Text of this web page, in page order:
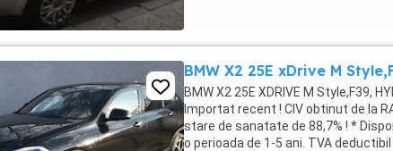
BMW X2 25E xDrive M
BMW X2 25E XDRIVE M Style,F39,
Importat recent ! CIV obtinut de la
stare de sanatate de 88,7% ! *
o perioada de 1-5 ani. TVA